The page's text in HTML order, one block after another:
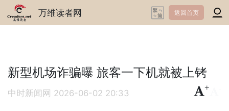
万维读者网 返回首页
新型机场诈骗曝 旅客一下机就被上铐
中时新闻网 2026-06-02 20:33
+